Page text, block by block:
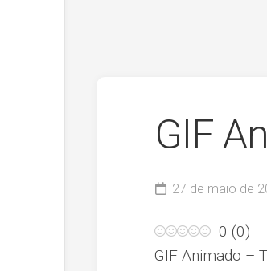
GIF
27 de maio de
0 (0)
GIF Animado –